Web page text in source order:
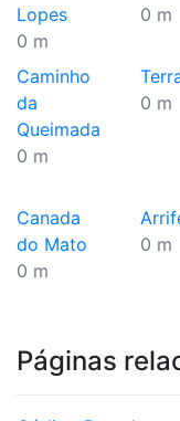
Lopes
0 m
0 m
Caminho
da
Queimada
0 m
0 m
Canada
do Mato
0 m
0 m
Páginas